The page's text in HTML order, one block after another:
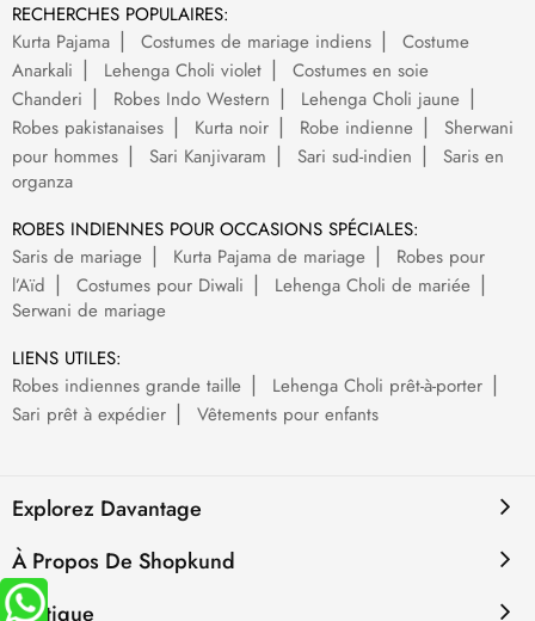
RECHERCHES POPULAIRES:
Kurta Pajama
Costumes de mariage indiens
Costume
Anarkali
Lehenga Choli violet
Costumes en soie
Chanderi
Robes Indo Western
Lehenga Choli jaune
Robes pakistanaises
Kurta noir Robe indienne
Sherwani
pour hommes
Sari Kanjivaram Sari sud-indien
Saris en
organza
ROBES INDIENNES POUR OCCASIONS SPÉCIALES:
Saris de mariage
Kurta Pajama de mariage
Robes pour
l’Aïd
Costumes pour Diwali
Lehenga Choli de mariée
Serwani de mariage
LIENS UTILES:
Robes indiennes grande taille
Lehenga Choli prêt-à-porter
Sari prêt à expédier
Vêtements pour enfants
Explorez Davantage
À Propos De Shopkund
Politique